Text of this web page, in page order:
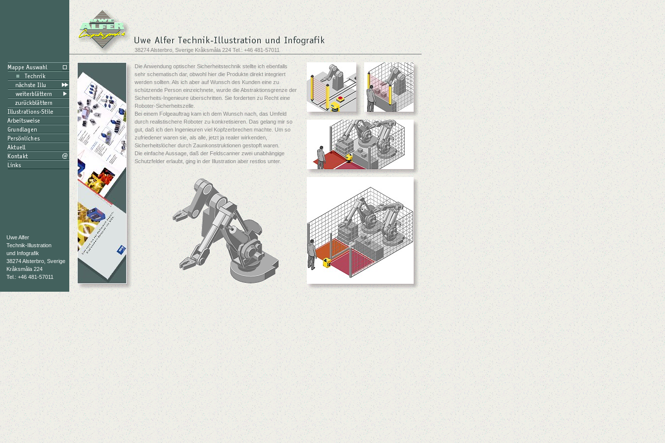
38274 Alsterbro, Sverige Kråksmåla 224 Tel.: +46 481-57011
Uwe Alfer
Technik-Illustration
und Infografik
38274 Alsterbro, Sverige
Kråksmåla 224
Tel.: +46 481-57011
Die Anwendung optischer Sicherheitstechnik stellte ich ebenfalls
sehr schematisch dar, obwohl hier die Produkte direkt integriert
werden sollten. Als ich aber auf Wunsch des Kunden eine zu
schützende Person einzeichnete, wurde die Abstraktionsgrenze der
Sicherheits-Ingenieure überschritten. Sie forderten zu Recht eine
Roboter-Sicherheitszelle.
Bei einem Folgeauftrag kam ich dem Wunsch nach, das Umfeld
durch realistischere Roboter zu konkretisieren. Das gelang mir so
gut, daß ich den Ingenieuren viel Kopfzerbrechen machte. Um so
zufriedener waren sie, als alle, jetzt ja realer wirkenden,
Sicherheitslöcher durch Zaunkonstruktionen gestopft waren.
Die einfache Aussage, daß der Feldscanner zwei unabhängige
Schutzfelder erlaubt, ging in der Illustration aber restlos unter.